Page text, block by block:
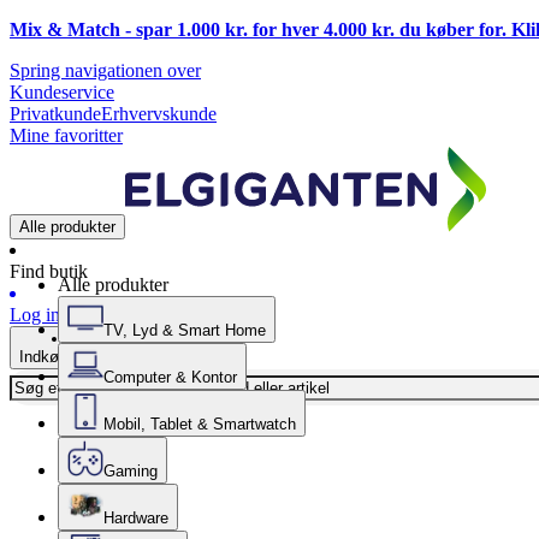
Mix & Match - spar 1.000 kr. for hver 4.000 kr. du køber for.
Spring navigationen over
Kundeservice
PrivatkundeErhvervskunde
Mine favoritter
Alle produkter
Find butik
Log ind
Indkøbskurv
Alle produkter
TV, Lyd & Smart Home
Computer & Kontor
Mobil, Tablet & Smartwatch
Gaming
Hardware